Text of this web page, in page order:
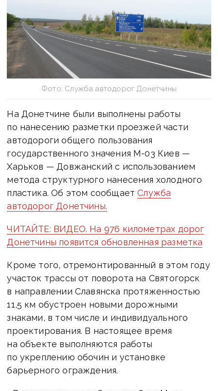
Фото: Служба автодорог Донетчины
На Донетчине были выполнены работы
по нанесению разметки проезжей части
автодороги общего пользования
государственного значения М-03 Киев —
Харьков — Довжанский с использованием
метода структурного нанесения холодного
пластика. Об этом сообщаетСлужба
автодорог Донетчины.
ЧИТАЙТЕ: ВИДЕО. На 976 километрах дорог
Донетчины появится обновленная разметка
Кроме того, отремонтированный в этом году
участок трассы от поворота на Святогорск
в направлении Славянска протяженностью
11,5 км обустроен новыми дорожными
знаками, в том числе и индивидуального
проектирования. В настоящее время
на объекте выполняются работы
по укреплению обочин и установке
барьерного ограждения.